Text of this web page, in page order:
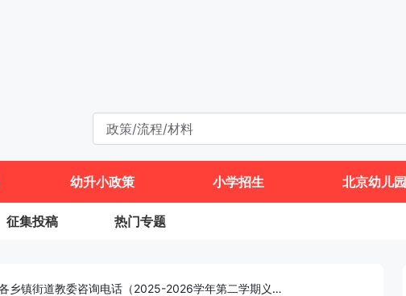
幼升小政策 小学招生 北京幼儿园
征集投稿 热门专题
房山区各乡镇街道教委咨询电话（2025-2026学年第二学期义务教育转学可用）